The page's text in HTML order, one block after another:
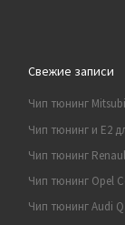
Свежие записи
Чип тюнинг
Чип тюнинг и E2
Чип тюнинг
Чип тюнинг Opel
Чип тюнинг Audi